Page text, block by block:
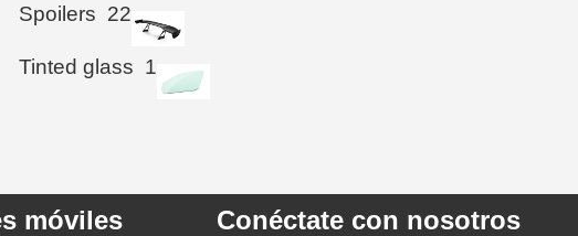
Spoilers 22
Tinted glass 1
móviles Conéctate con nosotros